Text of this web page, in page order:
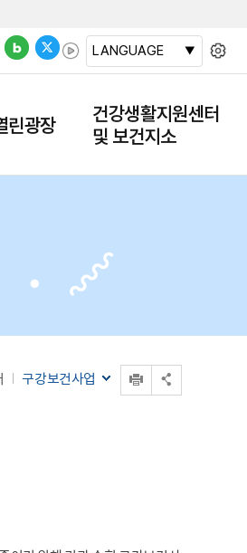
LANGUAGE
린광장
건강생활지원센터
및 보건지소
구강보건사업